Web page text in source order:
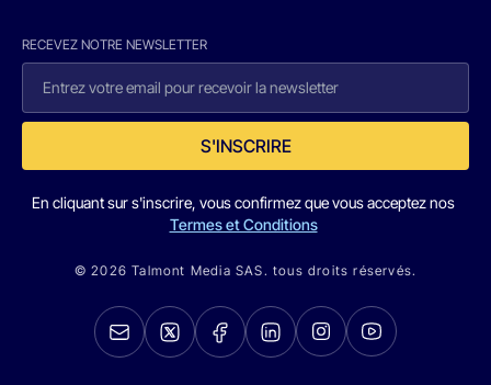
RECEVEZ NOTRE NEWSLETTER
S'INSCRIRE
En cliquant sur s'inscrire, vous confirmez que vous acceptez nos
Termes et Conditions
© 2026 Talmont Media SAS. tous droits réservés.